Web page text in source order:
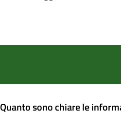
Quanto sono chiare le